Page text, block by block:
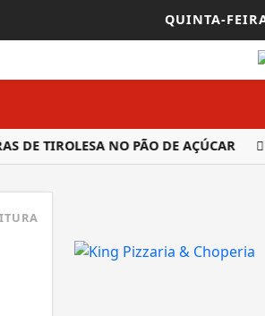
QUINTA-
TIROLESA NO PÃO DE AÇÚCAR